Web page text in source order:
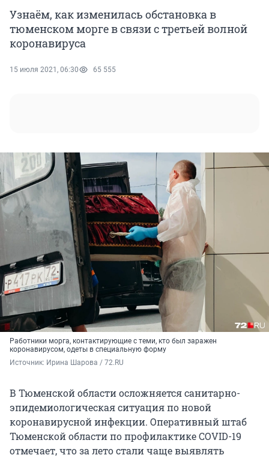
Узнаём, как изменилась обстановка в
тюменском морге в связи с третьей волной
коронавируса
15 июля 2021, 06:30 65 555
Работники морга, контактирующие с теми, кто был заражен
коронавирусом, одеты в специальную форму
Источник: Ирина Шарова / 72.RU
В Тюменской области осложняется санитарно-
эпидемиологическая ситуация по новой
коронавирусной инфекции. Оперативный штаб
Тюменской области по профилактике COVID-19
отмечает, что за лето стали чаще выявлять